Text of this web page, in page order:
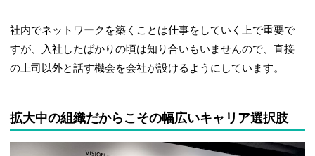
社内でネットワークを築くことは仕事をしていく上で重要で
すが、入社したばかりの頃は知り合いもいませんので、直接
の上司以外と話す機会を会社が設けるようにしています。
拡大中の組織だからこその幅広いキャリア選択肢